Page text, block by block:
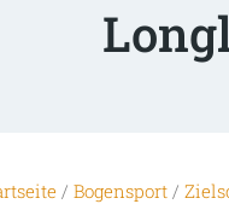
/ Bogensport/